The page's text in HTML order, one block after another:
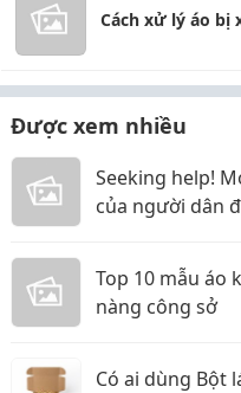
Cách xử lý áo bị
Được xem nhiều
Seeking help!
của người dân
Top 10 mẫu áo
nàng công sở
Có ai dùng Bột